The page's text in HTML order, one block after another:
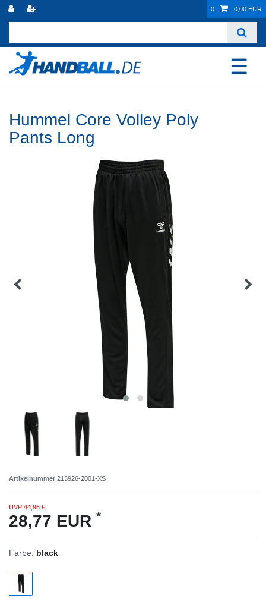
0 0,00 EUR
☰
Hummel Core Volley Poly
Pants Long
Artikelnummer 213926-2001-XS
UVP 44,95 €
28,77 EUR *
Farbe: black